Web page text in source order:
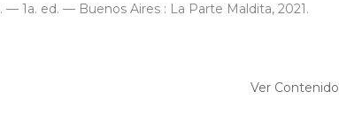
. — 1a. ed. — Buenos Aires : La Parte Maldita, 2021.
Ver Contenido